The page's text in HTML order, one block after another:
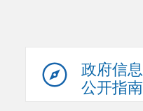
政府信息
公开指南